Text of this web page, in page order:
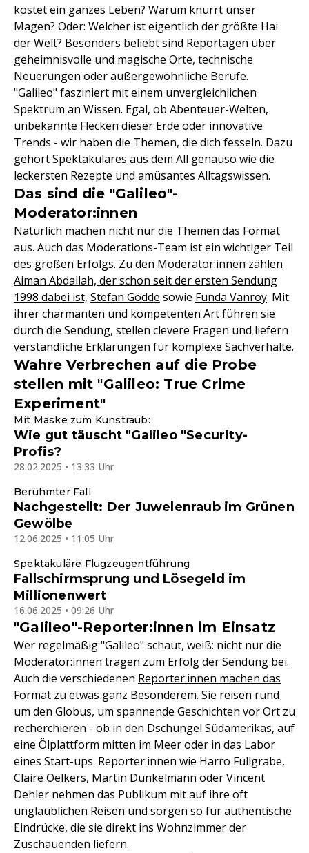
kostet ein ganzes Leben? Warum knurrt unser
Magen? Oder: Welcher ist eigentlich der größte Hai
der Welt? Besonders beliebt sind Reportagen über
geheimnisvolle und magische Orte, technische
Neuerungen oder außergewöhnliche Berufe.
"Galileo" fasziniert mit einem unvergleichlichen
Spektrum an Wissen. Egal, ob Abenteuer-Welten,
unbekannte Flecken dieser Erde oder innovative
Trends - wir haben die Themen, die dich fesseln. Dazu
gehört Spektakuläres aus dem All genauso wie die
leckersten Rezepte und amüsantes Alltagswissen.
Das sind die "Galileo"-
Moderator:innen
Natürlich machen nicht nur die Themen das Format
aus. Auch das Moderations-Team ist ein wichtiger Teil
des großen Erfolgs. Zu den Moderator:innen zählen
Aiman Abdallah, der schon seit der ersten Sendung
1998 dabei ist, Stefan Gödde sowie Funda Vanroy. Mit
ihrer charmanten und kompetenten Art führen sie
durch die Sendung, stellen clevere Fragen und liefern
verständliche Erklärungen für komplexe Sachverhalte.
Wahre Verbrechen auf die Probe
stellen mit "Galileo: True Crime
Experiment"
Mit Maske zum Kunstraub:
Wie gut täuscht "Galileo "Security-
Profis?
28.02.2025 • 13:33 Uhr
Berühmter Fall
Nachgestellt: Der Juwelenraub im Grünen
Gewölbe
12.06.2025 • 11:05 Uhr
Spektakuläre Flugzeugentführung
Fallschirmsprung und Lösegeld im
Millionenwert
16.06.2025 • 09:26 Uhr
"Galileo"-Reporter:innen im Einsatz
Wer regelmäßig "Galileo" schaut, weiß: nicht nur die
Moderator:innen tragen zum Erfolg der Sendung bei.
Auch die verschiedenen Reporter:innen machen das
Format zu etwas ganz Besonderem. Sie reisen rund
um den Globus, um spannende Geschichten vor Ort zu
recherchieren - ob in den Dschungel Südamerikas, auf
eine Ölplattform mitten im Meer oder in das Labor
eines Start-ups. Reporter:innen wie Harro Füllgrabe,
Claire Oelkers, Martin Dunkelmann oder Vincent
Dehler nehmen das Publikum mit auf ihre oft
unglaublichen Reisen und sorgen so für authentische
Eindrücke, die sie direkt ins Wohnzimmer der
Zuschauenden liefern.